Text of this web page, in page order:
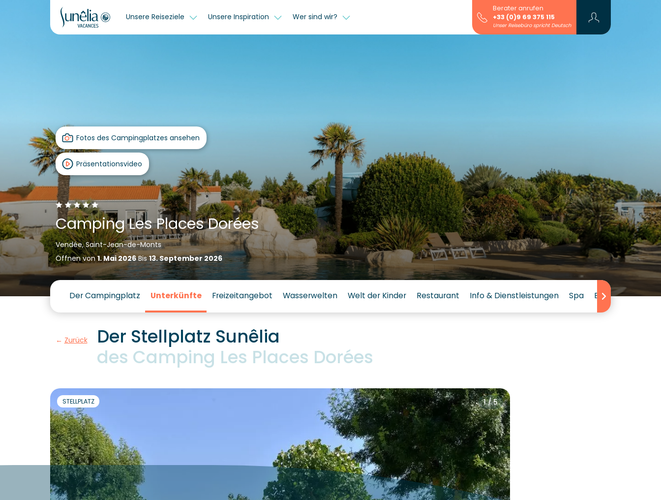
Unsere Reiseziele Unsere Inspiration Wer sind wir?
Berater anrufen
+33 (0)9 69 375 115
Unser Reisebüro spricht Deutsch
Fotos des Campingplatzes ansehen
Präsentationsvideo
Camping Les Places Dorées
Vendée, Saint-Jean-de-Monts
Öffnen von1. Mai 2026Bis13. September 2026
Der Campingplatz Unterkünfte Freizeitangebot Wasserwelten Welt der Kinder Restaurant Info & Dienstleistungen Spa Bewertungen
Zurück
Der Stellplatz Sunêlia
des Camping Les Places Dorées
1 / 5
STELLPLATZ